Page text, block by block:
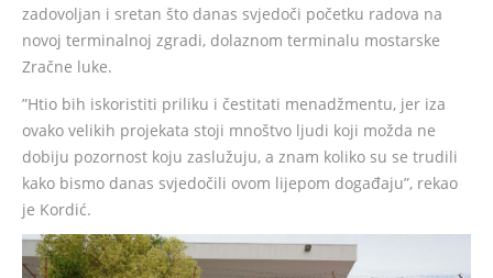
zadovoljan i sretan što danas svjedoči početku radova na
novoj terminalnoj zgradi, dolaznom terminalu mostarske
Zračne luke.
”Htio bih iskoristiti priliku i čestitati menadžmentu, jer iza
ovako velikih projekata stoji mnoštvo ljudi koji možda ne
dobiju pozornost koju zaslužuju, a znam koliko su se trudili
kako bismo danas svjedočili ovom lijepom događaju”, rekao
je Kordić.